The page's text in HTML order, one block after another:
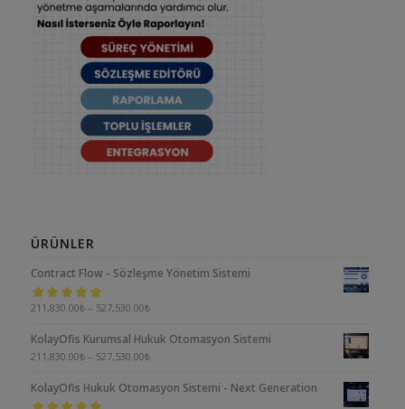
ÜRÜNLER
Contract Flow - Sözleşme Yönetim Sistemi
5 üzerinden
211,830.00₺ – 527,530.00₺
KolayOfis Kurumsal Hukuk Otomasyon Sistemi
211,830.00₺ – 527,530.00₺
KolayOfis Hukuk Otomasyon Sistemi - Next Generation